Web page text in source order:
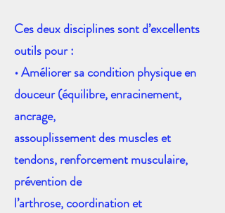
Ces deux disciplines sont d’excellents
outils pour :
• Améliorer sa condition physique en
douceur (équilibre, enracinement,
ancrage,
assouplissement des muscles et
tendons, renforcement musculaire,
prévention de
l’arthrose, coordination et